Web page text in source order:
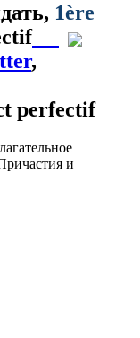
, 1ère
,
perfectif
и